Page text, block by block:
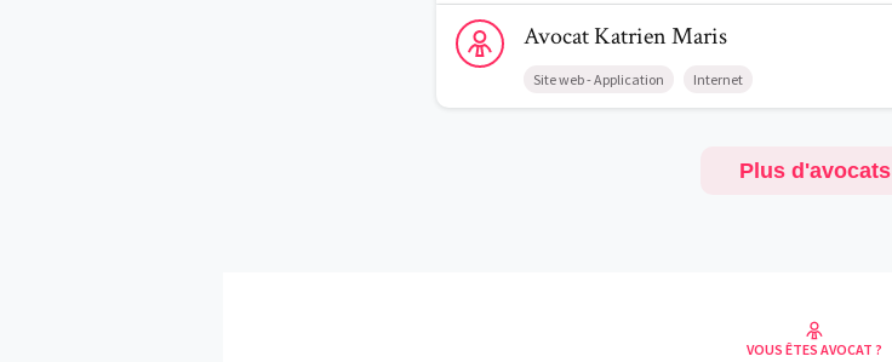
Voir le profil de AvocatKatrien Maris
AvocatKatrienMaris
Site web - Application Internet
Plus d'avocats
VOUS ÊTES AVOCAT ?